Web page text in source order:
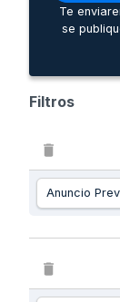
Te
se
Filtros
Anuncio